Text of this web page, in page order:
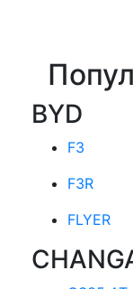
BYD
F3
F3R
FLYER